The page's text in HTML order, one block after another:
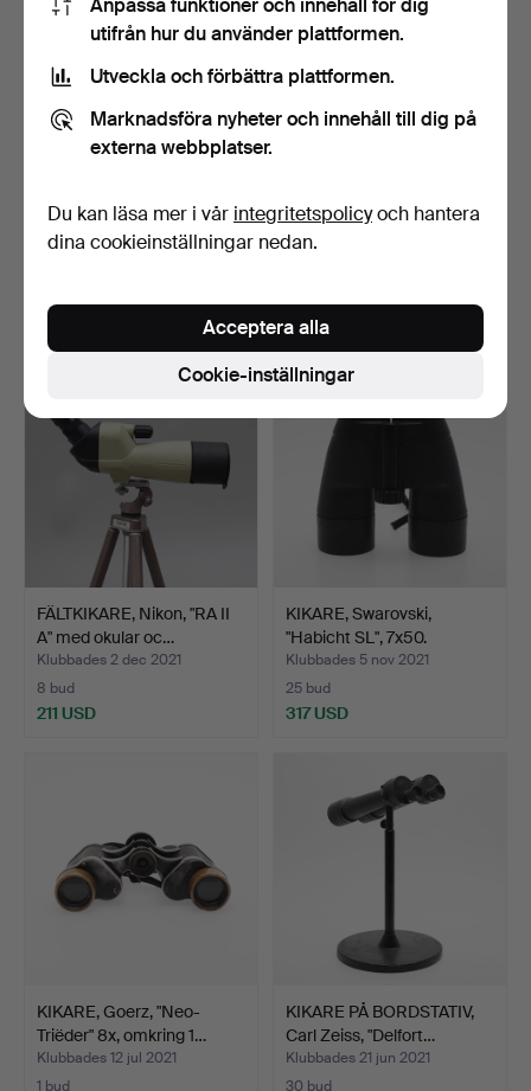
TUBKIKARE/SPYGLASS,
mässing med läderetuie…
211 USD
KIKARE FÖR MARINT
BRUK MED STATIV OCH
5 279 USD
FÄLTKIKARE, Nikon, "RA II
A" med okular oc…
Klubbades 2 dec 2021
8 bud
211 USD
KIKARE, Swarovski,
"Habicht SL", 7x50.
Klubbades 5 nov 2021
25 bud
317 USD
KIKARE, Goerz, "Neo-
Triëder" 8x, omkring 1…
Klubbades 12 jul 2021
1 bud
KIKARE PÅ BORDSTATIV,
Carl Zeiss, "Delfort…
Klubbades 21 jun 2021
30 bud
utifrån hur du använder plattformen.
Utveckla och förbättra plattformen.
Marknadsföra nyheter och innehåll till dig på
externa webbplatser.
Du kan läsa mer i vår integritetspolicyoch hantera
dina cookieinställningar nedan.
Cookie-inställningar
Acceptera alla